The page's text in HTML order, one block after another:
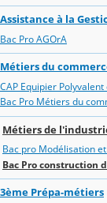
Assistance à la
Bac Pro AGOrA
Métiers du
CAP Equipier
Bac Pro Métiers du
Métiers de
Bac pro Modélisation
Bac Pro construction
3ème Prépa-métiers